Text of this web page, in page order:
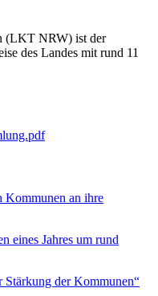
(LKT NRW) ist der
des Landes mit rund 11
Kommunen an ihre
eines Jahres um rund
der Kommunen“